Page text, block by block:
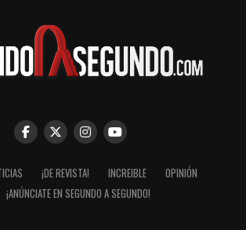
¡DE REVISTA! INCREIBLE
OPINIÓN
¡ANÚNCIATE EN SEGUNDO A SEGUNDO!